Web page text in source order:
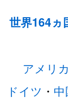
世界164ヵ
アメリカ
ドイツ ・ 中